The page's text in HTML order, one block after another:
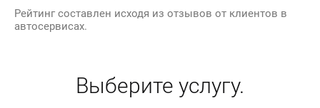
Рейтинг составлен исходя из отзывов от клиентов в
автосервисах.
Выберите услугу.